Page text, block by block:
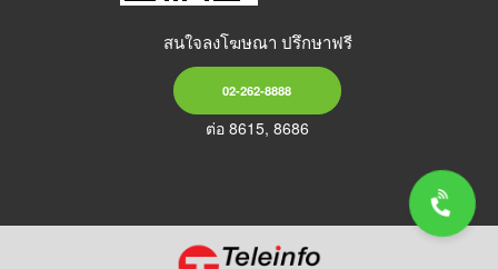
สนใจลงโฆษณา ปรึกษาฟรี
02-262-8888
ต่อ 8615, 8686